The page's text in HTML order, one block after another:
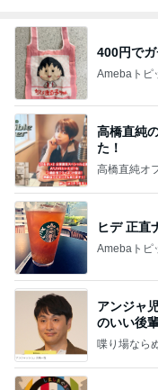
400円で
Amebaトピ
高橋直純
た！
高橋直純オ
ヒデ 正直
Amebaトピ
アンジャ
のいい後
喋り場なら